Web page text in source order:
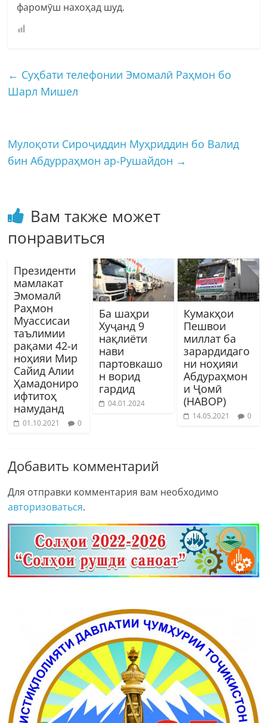
фаромӯш нахоҳад шуд.
← Суҳбати телефонии Эмомалӣ Раҳмон бо
Шарл Мишел
Мулоқоти Сироҷиддин Муҳриддин бо Валид
бин Абдурраҳмон ар-Рушайдон →
Вам также может
понравиться
Президенти
мамлакат
Эмомалӣ
Раҳмон
Муассисаи
таълимии
рақами 42-и
ноҳияи Мир
Сайид Алии
Ҳамадониро
ифтитоҳ
намуданд
01.10.2021 0
Ба шаҳри
Хуҷанд 9
нақлиёти
нави
партовкашо
н ворид
гардид
04.01.2024
Кумакҳои
Пешвои
миллат ба
зарардидаго
ни ноҳияи
Абдураҳмон
и Ҷомӣ
(НАВОР)
14.05.2021 0
Добавить комментарий
Для отправки комментария вам необходимо
авторизоваться.